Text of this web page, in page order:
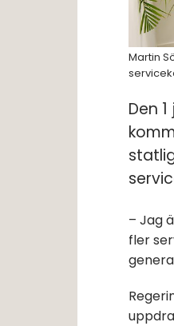
Martin
Den
– Jag
fler